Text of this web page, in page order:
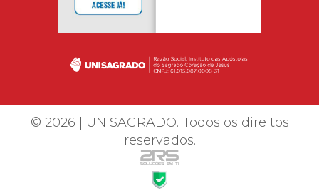
© 2026 | UNISAGRADO. Todos os direitos
reservados.